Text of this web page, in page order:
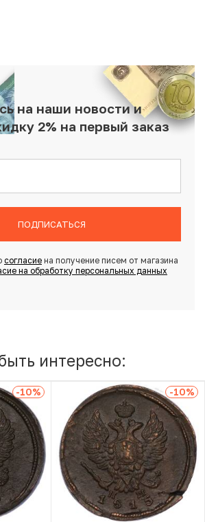
на наши новости и
2% на первый заказ
ПОДПИСАТЬСЯ
согласиена получение писем от магазина
на обработку персональных данных
интересно:
-10% -10%